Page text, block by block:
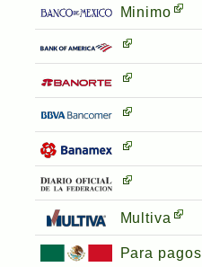
Minimo
Multiva
Para pagos